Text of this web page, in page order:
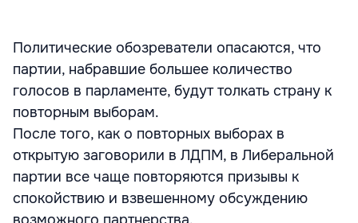
Политические обозреватели опасаются, что
партии, набравшие большее количество
голосов в парламенте, будут толкать страну к
повторным выборам.
После того, как о повторных выборах в
открытую заговорили в ЛДПМ, в Либеральной
партии все чаще повторяются призывы к
спокойствию и взвешенному обсуждению